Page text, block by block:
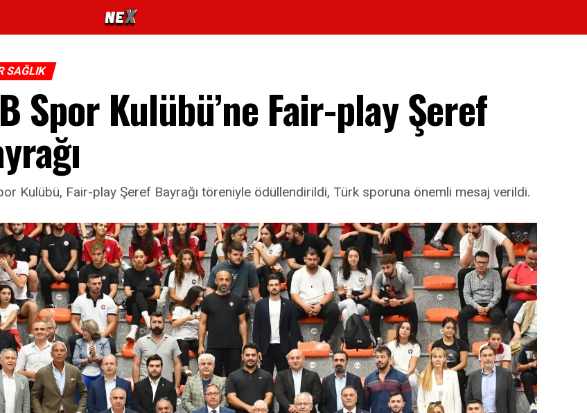
SAĞLIK
Spor Kulübü’ne Fair-play Şeref
Kulübü, Fair-play Şeref Bayrağı töreniyle ödüllendirildi, Türk sporuna önemli mesaj verildi.